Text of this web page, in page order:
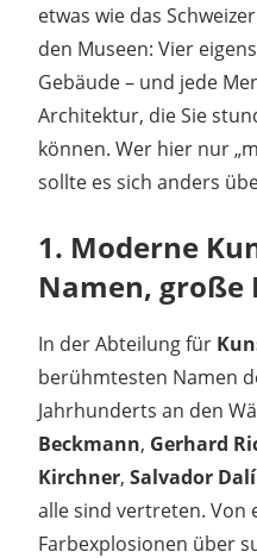
etwas wie das
den Museen: Vier
Gebäude – und jede
Architektur, die Sie
können. Wer hier nur
sollte es sich anders
1. Moderne
Namen, große
In der Abteilung für
berühmtesten Namen
Jahrhunderts an den
Beckmann, Gerhard
Kirchner, Salvador Dalí
alle sind vertreten. Von
Farbexplosionen über